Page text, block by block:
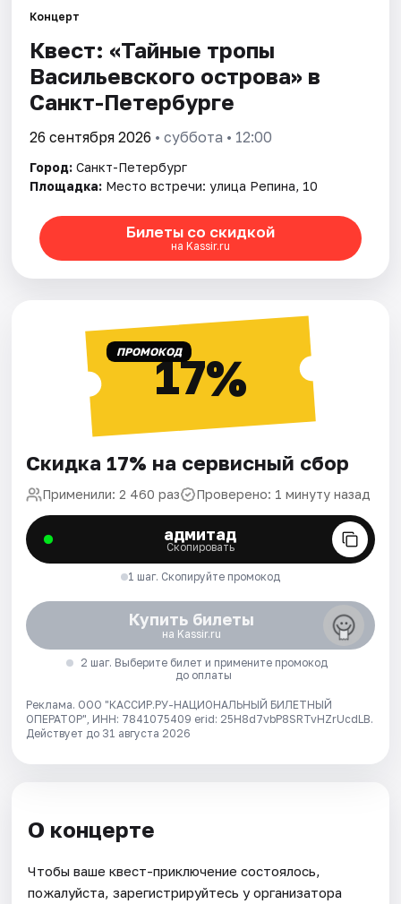
Города
Площадки
Артисты
Рейтинги
Концерт
Квест: «Тайные тропы
Васильевского острова» в
Санкт-Петербурге
26 сентября 2026 • суббота • 12:00
Город: Санкт-Петербург
Площадка: Место встречи: улица Репина, 10
Билеты со скидкой
на Kassir.ru
ПРОМОКОД17%
Скидка 17% на сервисный сбор
Применили: 2 460 раз Проверено: 1 минуту назад
адмитад
Скопировать
1 шаг. Скопируйте промокод
Купить билеты
на Kassir.ru
2 шаг. Выберите билет и примените промокод
до оплаты
Реклама. ООО "КАССИР.РУ-НАЦИОНАЛЬНЫЙ БИЛЕТНЫЙ
ОПЕРАТОР", ИНН: 7841075409 erid: 25H8d7vbP8SRTvHZrUcdLB.
Действует до 31 августа 2026
О концерте
Чтобы ваше квест-приключение состоялось,
пожалуйста, зарегистрируйтесь у организатора